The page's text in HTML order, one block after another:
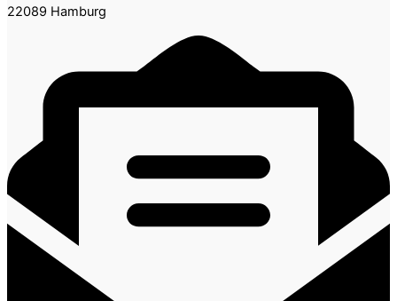
22089 Hamburg